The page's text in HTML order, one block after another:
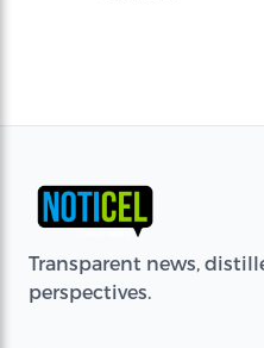
Transparent news,
perspectives.